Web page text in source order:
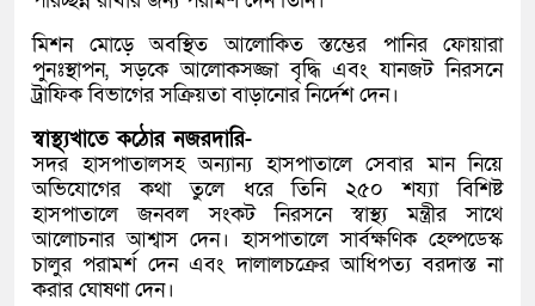
মিশন মোড়ে অবস্থিত আলোকিত স্তম্ভের পানির ফোয়ারা
পুনঃস্থাপন, সড়কে আলোকসজ্জা বৃদ্ধি এবং যানজট নিরসনে
ট্রাফিক বিভাগের সক্রিয়তা বাড়ানোর নির্দেশ দেন।
স্বাস্থ্যখাতে কঠোর নজরদারি-
সদর হাসপাতালসহ অন্যান্য হাসপাতালে সেবার মান নিয়ে
অভিযোগের কথা তুলে ধরে তিনি ২৫০ শয্যা বিশিষ্ট
হাসপাতালে জনবল সংকট নিরসনে স্বাস্থ্য মন্ত্রীর সাথে
আলোচনার আশ্বাস দেন। হাসপাতালে সার্বক্ষণিক হেল্পডেস্ক
চালুর পরামর্শ দেন এবং দালালচক্রের আধিপত্য বরদাস্ত না
করার ঘোষণা দেন।